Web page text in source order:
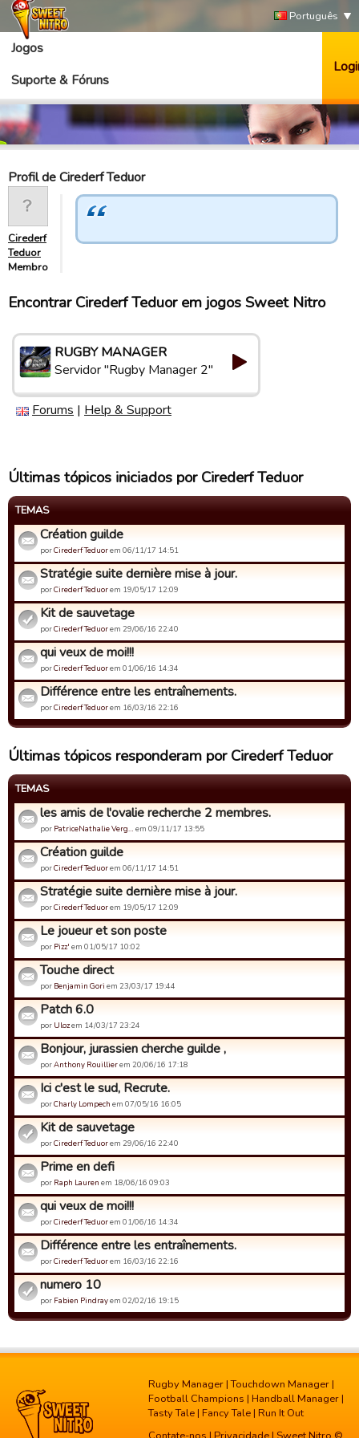
Português
Jogos
Suporte & Fóruns
Profil de Cirederf Teduor
Cirederf
Teduor
Membro
Encontrar Cirederf Teduor em jogos Sweet Nitro
RUGBY MANAGER
Servidor "Rugby Manager 2"
Forums | Help & Support
Últimas tópicos iniciados por Cirederf Teduor
TEMAS
Création guilde
porCirederf Teduorem 06/11/17 14:51
Stratégie suite dernière mise à jour.
porCirederf Teduorem 19/05/17 12:09
Kit de sauvetage
porCirederf Teduorem 29/06/16 22:40
qui veux de moi!!!
porCirederf Teduorem 01/06/16 14:34
Différence entre les entraînements.
porCirederf Teduorem 16/03/16 22:16
Últimas tópicos responderam por Cirederf Teduor
TEMAS
les amis de l'ovalie recherche 2 membres.
por PatriceNathalie Verg… em 09/11/17 13:55
Création guilde
porCirederf Teduorem 06/11/17 14:51
Stratégie suite dernière mise à jour.
porCirederf Teduorem 19/05/17 12:09
Le joueur et son poste
por Pizz' em 01/05/17 10:02
Touche direct
por Benjamin Gori em 23/03/17 19:44
Patch 6.0
por Ulozem 14/03/17 23:24
Bonjour, jurassien cherche guilde ,
porAnthony Rouillierem 20/06/16 17:18
Ici c'est le sud, Recrute.
porCharly Lompech em 07/05/16 16:05
Kit de sauvetage
porCirederf Teduorem 29/06/16 22:40
Prime en defi
por Raph Lauren em 18/06/16 09:03
qui veux de moi!!!
porCirederf Teduorem 01/06/16 14:34
Différence entre les entraînements.
porCirederf Teduorem 16/03/16 22:16
numero 10
por Fabien Pindrayem 02/02/16 19:15
Rugby Manager |Touchdown Manager |
Football Champions | Handball Manager |
Tasty Tale | Fancy Tale | Run It Out